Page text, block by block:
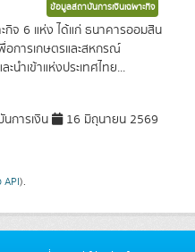
ข้อมูลสถาบันการเงินเฉพาะกิจ
กิจ 6 แห่ง ได้แก่ ธนาคารออมสิน
อการเกษตรและสหกรณ์
นำเข้าแห่งประเทศไทย...
นการเงิน 16 มิถุนายน 2569
API).